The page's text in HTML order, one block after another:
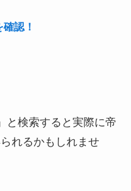
認！
と検索すると実際に帝
れるかもしれませ